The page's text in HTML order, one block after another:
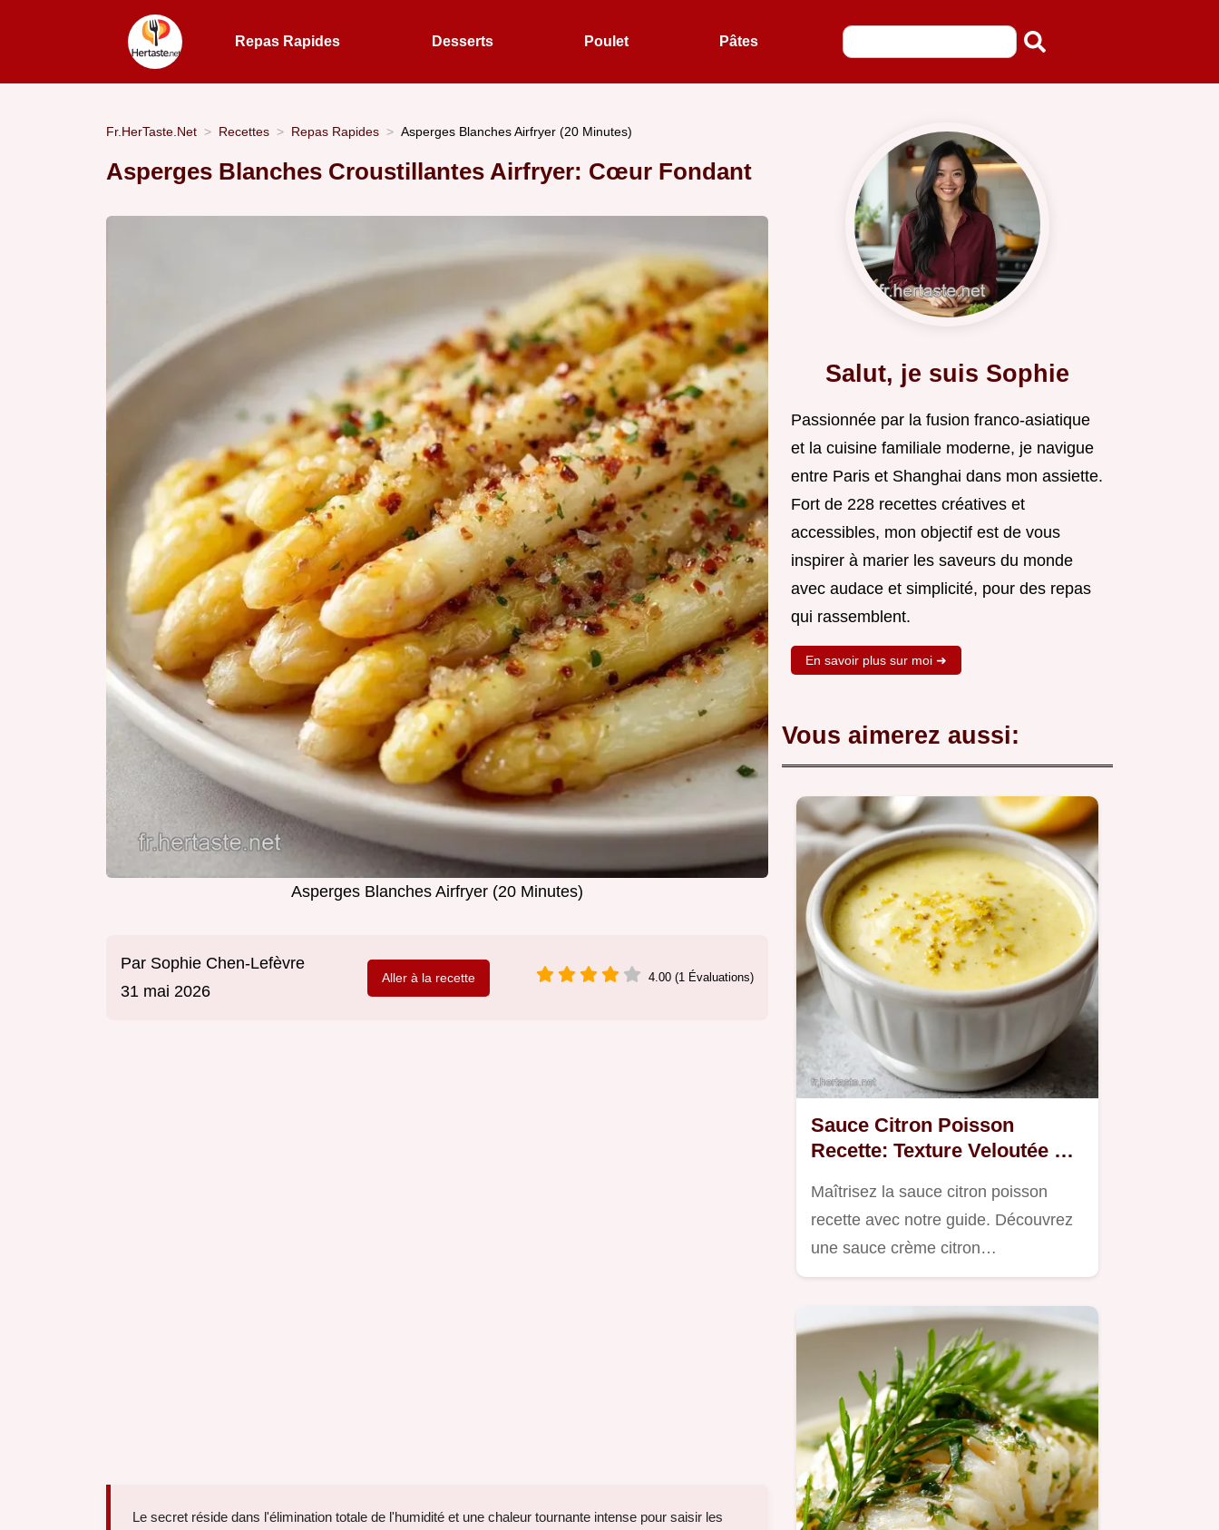
Repas Rapides Desserts Poulet Pâtes
Fr.HerTaste.Net Recettes Repas Rapides Asperges Blanches Airfryer (20 Minutes)
Asperges Blanches Croustillantes Airfryer: Cœur Fondant
Asperges Blanches Airfryer (20 Minutes)
Par Sophie Chen-Lefèvre
31 mai 2026
Aller à la recette 4.00 (1 Évaluations)
Le secret réside dans l'élimination totale de l'humidité et une chaleur tournante intense pour saisir les
Salut, je suis Sophie
Passionnée par la fusion franco-asiatique
et la cuisine familiale moderne, je navigue
entre Paris et Shanghai dans mon assiette.
Fort de 228 recettes créatives et
accessibles, mon objectif est de vous
inspirer à marier les saveurs du monde
avec audace et simplicité, pour des repas
qui rassemblent.
En savoir plus sur moi ➜
Vous aimerez aussi:
Sauce Citron Poisson
Recette: Texture Veloutée en
Maîtrisez la sauce citron poisson
recette avec notre guide. Découvrez
une sauce crème citron…